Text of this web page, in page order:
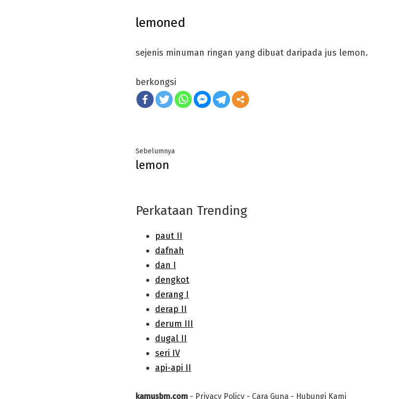
lemoned
sejenis minuman ringan yang dibuat daripada jus lemon.
berkongsi
Post
navigation
SebelumnyaPrevious
lemon
Perkataan Trending
kamusbm.com - Privacy Policy - Cara Guna - Hubungi Kami